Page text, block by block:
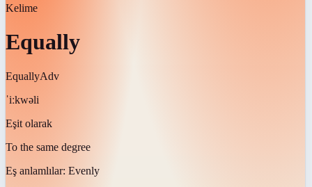
Kelime
Equally
EquallyAdv
ˈiːkwəli
Eşit olarak
To the same degree
Eş anlamlılar: Evenly